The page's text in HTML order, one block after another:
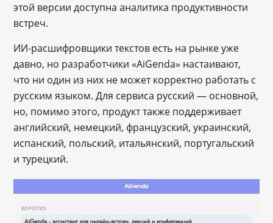
этой версии доступна аналитика продуктивности
встреч.
ИИ-расшифровщики текстов есть на рынке уже
давно, но разработчики «AiGenda» настаивают,
что ни один из них не может корректно работать с
русским языком. Для сервиса русский ― основной,
но, помимо этого, продукт также поддерживает
английский, немецкий, французский, украинский,
испанский, польский, итальянский, португальский
и турецкий.